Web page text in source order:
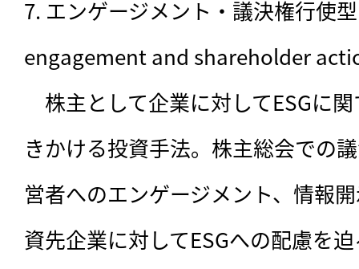
7. エンゲージメント・議決権行使
engagement and shareholder
株主として企業に対してESGに
きかける投資手法。株主総会での
営者へのエンゲージメント、情報
資先企業に対してESGへの配慮を